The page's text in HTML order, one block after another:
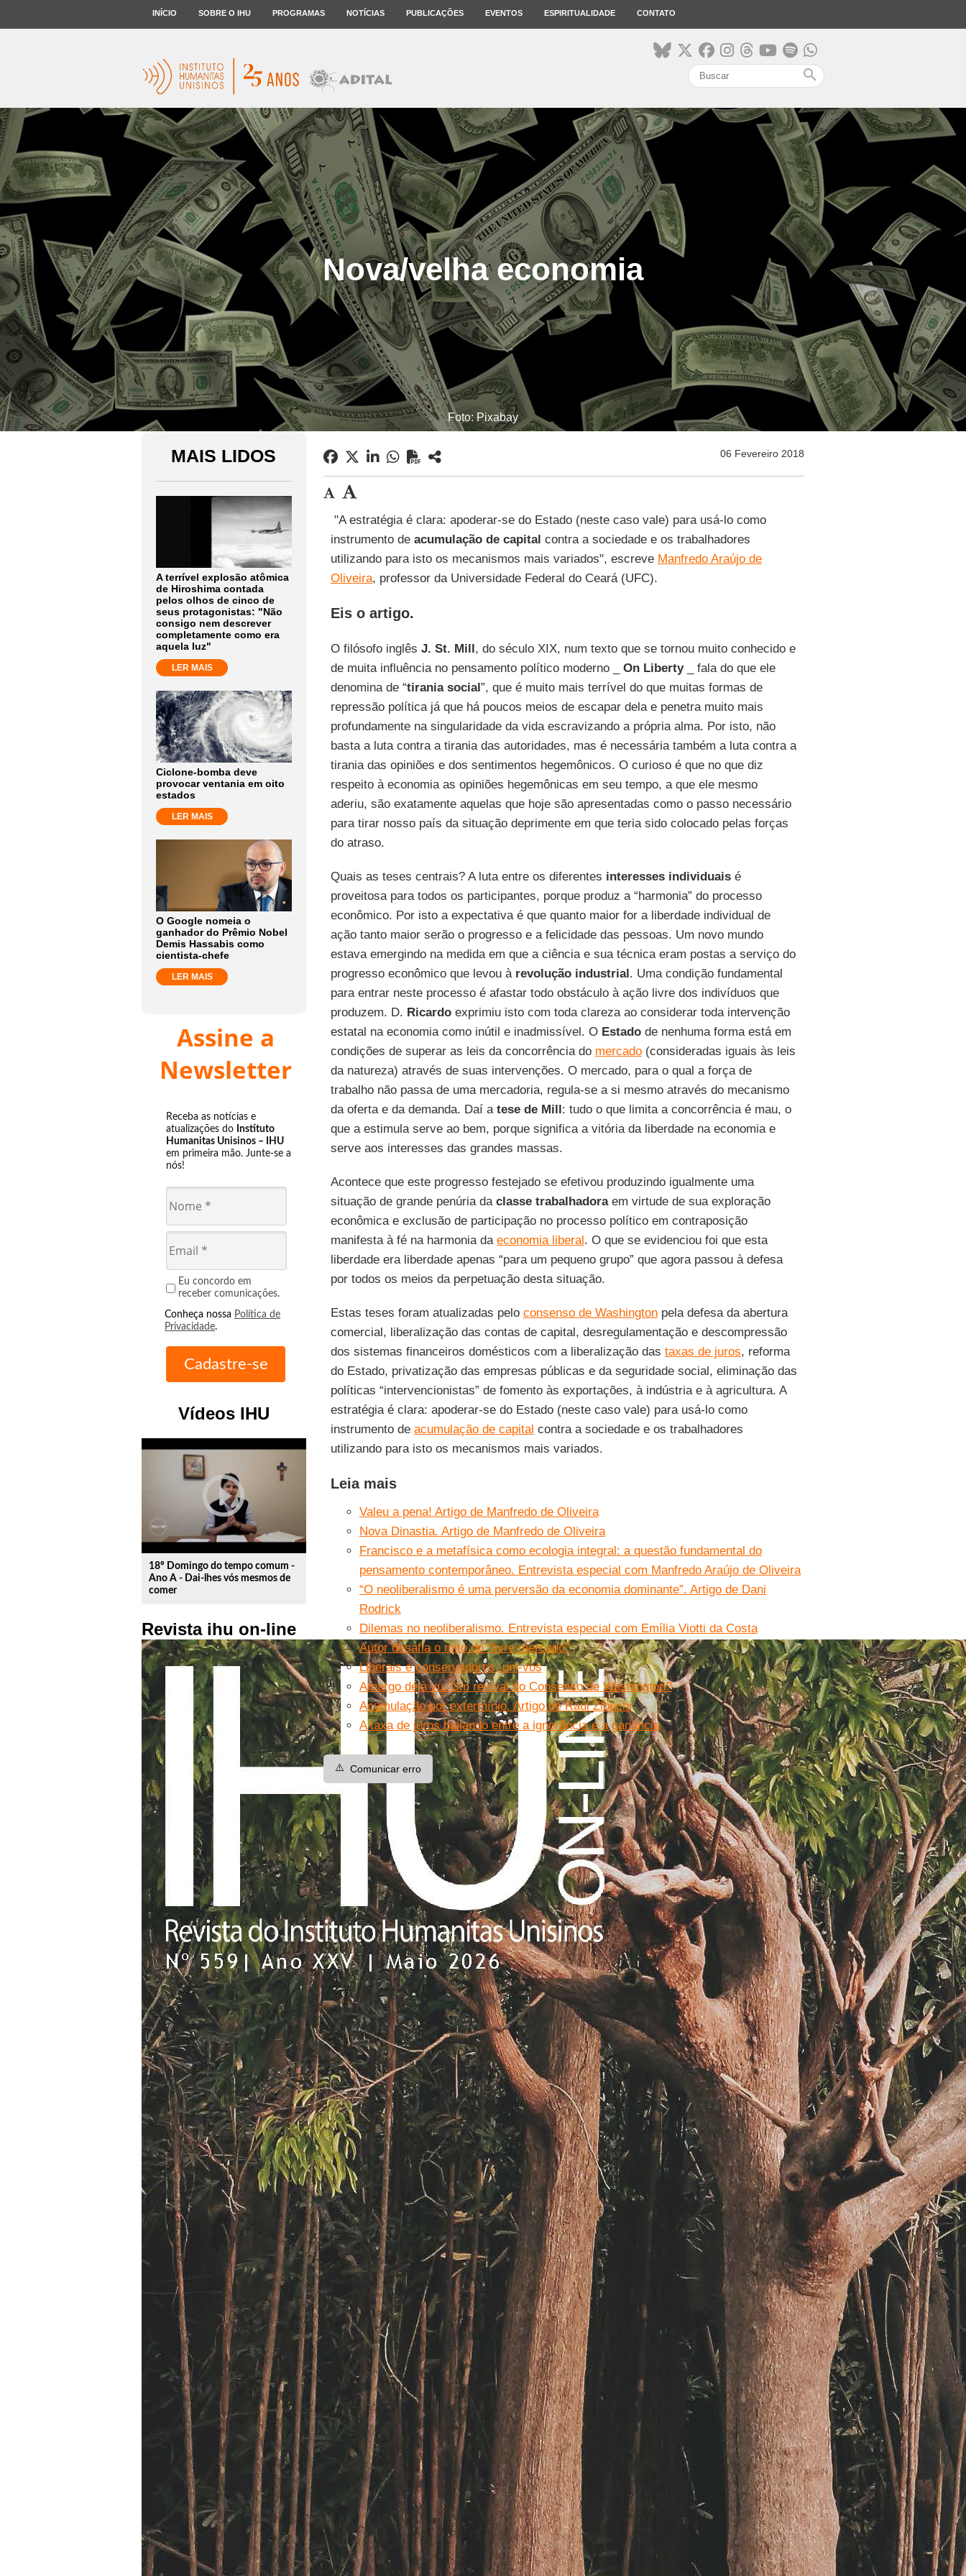
INÍCIO SOBRE O IHU PROGRAMAS NOTÍCIAS PUBLICAÇÕES EVENTOS ESPIRITUALIDADE CONTATO
search
Nova/velha economia
Foto: Pixabay
MAIS LIDOS
A terrível explosão atômica
de Hiroshima contada
pelos olhos de cinco de
seus protagonistas: "Não
consigo nem descrever
completamente como era
aquela luz"
LER MAIS
Ciclone-bomba deve
provocar ventania em oito
estados
LER MAIS
O Google nomeia o
ganhador do Prêmio Nobel
Demis Hassabis como
cientista-chefe
LER MAIS
Assine a
Newsletter
Receba as notícias e
atualizações do Instituto
Humanitas Unisinos – IHU
em primeira mão. Junte-se a
nós!
Eu concordo em
receber comunicações.
Conheça nossa Política de
Privacidade.
Vídeos IHU
play_circle_outline
18º Domingo do tempo comum -
Ano A - Dai-lhes vós mesmos de
comer
Revista ihu on-line
06 Fevereiro 2018
"A estratégia é clara: apoderar-se do Estado (neste caso vale) para usá-lo como
instrumento de acumulação de capital contra a sociedade e os trabalhadores
utilizando para isto os mecanismos mais variados", escreve Manfredo Araújo de
Oliveira, professor da Universidade Federal do Ceará (UFC).
Eis o artigo.
O filósofo inglês J. St. Mill, do século XIX, num texto que se tornou muito conhecido e
de muita influência no pensamento político moderno _ On Liberty_ fala do que ele
denomina de “tirania social”, que é muito mais terrível do que muitas formas de
repressão política já que há poucos meios de escapar dela e penetra muito mais
profundamente na singularidade da vida escravizando a própria alma. Por isto, não
basta a luta contra a tirania das autoridades, mas é necessária também a luta contra a
tirania das opiniões e dos sentimentos hegemônicos. O curioso é que no que diz
respeito à economia as opiniões hegemônicas em seu tempo, a que ele mesmo
aderiu, são exatamente aquelas que hoje são apresentadas como o passo necessário
para tirar nosso país da situação deprimente em que teria sido colocado pelas forças
do atraso.
Quais as teses centrais? A luta entre os diferentes interesses individuaisé
proveitosa para todos os participantes, porque produz a “harmonia” do processo
econômico. Por isto a expectativa é que quanto maior for a liberdade individual de
ação tanto maior serão o progresso e a felicidade das pessoas. Um novo mundo
estava emergindo na medida em que a ciência e sua técnica eram postas a serviço do
progresso econômico que levou à revolução industrial. Uma condição fundamental
para entrar neste processo é afastar todo obstáculo à ação livre dos indivíduos que
produzem. D. Ricardoexprimiu isto com toda clareza ao considerar toda intervenção
estatal na economia como inútil e inadmissível. O Estadode nenhuma forma está em
condições de superar as leis da concorrência do mercado(consideradas iguais às leis
da natureza) através de suas intervenções. O mercado, para o qual a força de
trabalho não passa de uma mercadoria, regula-se a si mesmo através do mecanismo
da oferta e da demanda. Daí a tese de Mill: tudo o que limita a concorrência é mau, o
que a estimula serve ao bem, porque significa a vitória da liberdade na economia e
serve aos interesses das grandes massas.
Acontece que este progresso festejado se efetivou produzindo igualmente uma
situação de grande penúria da classe trabalhadoraem virtude de sua exploração
econômica e exclusão de participação no processo político em contraposição
manifesta à fé na harmonia da economia liberal. O que se evidenciou foi que esta
liberdade era liberdade apenas “para um pequeno grupo” que agora passou à defesa
por todos os meios da perpetuação desta situação.
Estas teses foram atualizadas pelo consenso de Washingtonpela defesa da abertura
comercial, liberalização das contas de capital, desregulamentação e descompressão
dos sistemas financeiros domésticos com a liberalização das taxas de juros, reforma
do Estado, privatização das empresas públicas e da seguridade social, eliminação das
políticas “intervencionistas” de fomento às exportações, à indústria e à agricultura. A
estratégia é clara: apoderar-se do Estado (neste caso vale) para usá-lo como
instrumento de acumulação de capital contra a sociedade e os trabalhadores
utilizando para isto os mecanismos mais variados.
Leia mais
Valeu a pena! Artigo de Manfredo de Oliveira
Nova Dinastia. Artigo de Manfredo de Oliveira
Francisco e a metafísica como ecologia integral: a questão fundamental do
pensamento contemporâneo. Entrevista especial com Manfredo Araújo de Oliveira
“O neoliberalismo é uma perversão da economia dominante”. Artigo de Dani
Rodrick
Dilemas no neoliberalismo. Entrevista especial com Emília Viotti da Costa
Autor desafia o mito do “livre mercado”
Liberais e conservadores, uni-vos
Amargo déjà vu. Um revival do Consenso de Washington?
Acumulação por extermínio. Artigo de Raúl Zibechi
A taxa de juros bailando entre a ignorância e a ganância
⚠️ Comunicar erro